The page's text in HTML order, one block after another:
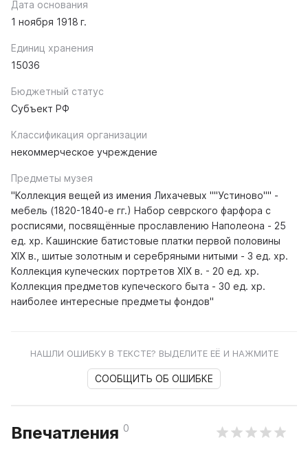
Дата основания
1 ноября 1918 г.
Единиц хранения
15036
Бюджетный статус
Субъект РФ
Классификация организации
некоммерческое учреждение
Предметы музея
"Коллекция вещей из имения Лихачевых ""Устиново"" -
мебель (1820-1840-е гг.) Набор севрского фарфора с
росписями, посвящённые прославлению Наполеона - 25
ед. хр. Кашинские батистовые платки первой половины
XIX в., шитые золотным и серебряными нитыми - 3 ед. хр.
Коллекция купеческих портретов XIX в. - 20 ед. хр.
Коллекция предметов купеческого быта - 30 ед. хр.
наиболее интересные предметы фондов"
НАШЛИ ОШИБКУ В ТЕКСТЕ? ВЫДЕЛИТЕ ЕЁ И НАЖМИТЕ
СООБЩИТЬ ОБ ОШИБКЕ
Впечатления 0